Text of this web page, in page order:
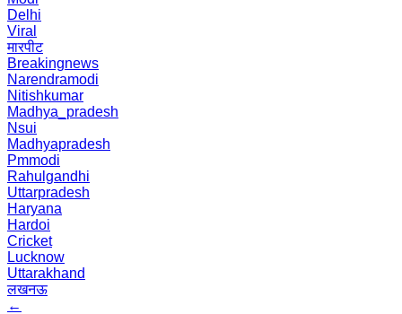
Delhi
Viral
मारपीट
Breakingnews
Narendramodi
Nitishkumar
Madhya_pradesh
Nsui
Madhyapradesh
Pmmodi
Rahulgandhi
Uttarpradesh
Haryana
Hardoi
Cricket
Lucknow
Uttarakhand
लखनऊ
←